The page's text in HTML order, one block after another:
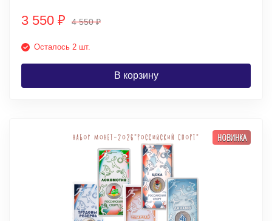
3 550 ₽ 4 550₽
Осталось 2 шт.
В корзину
НОВИНКА